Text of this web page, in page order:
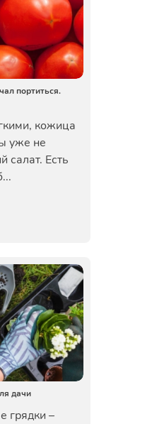
портиться.
кожица
уже не
салат. Есть
дачи
грядки –